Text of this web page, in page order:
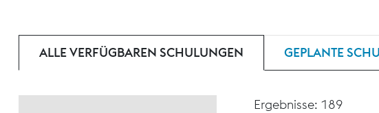
ALLE VERFÜGBAREN SCHULUNGEN GEPLANTE
Ergebnisse: 189